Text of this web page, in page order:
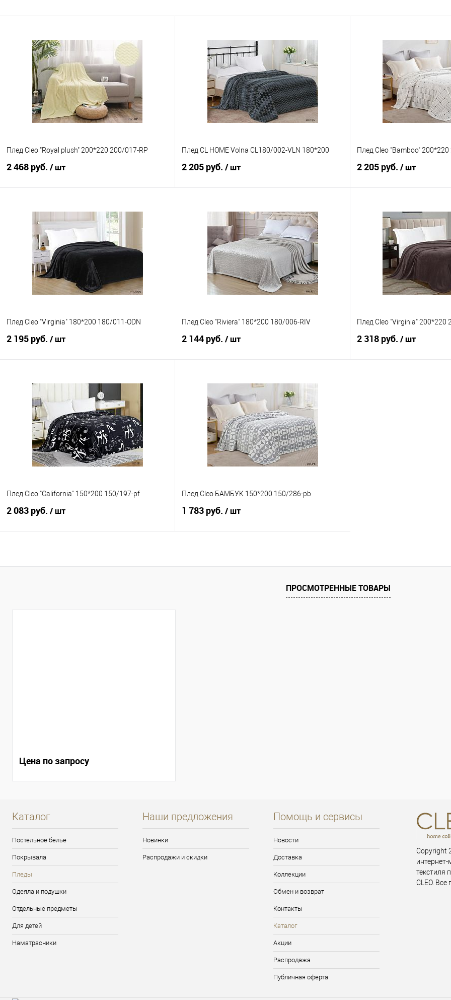
Плед Cleo "Royal plush" 200*220 200/017-RP
2 468 руб. / шт
Купить в 1 клик
Сравнение
В избранное
В наличии
Плед CL HOME Volna CL180/002-VLN 180*200
2 205 руб. / шт
Купить в 1 клик
Сравнение
В избранное
В наличии
Плед Cleo "Bamboo"
2 205 руб. / шт
Купить в 1 клик
В избранное
Плед Cleo "Virginia" 180*200 180/011-ODN
2 195 руб. / шт
Купить в 1 клик
Сравнение
В избранное
В наличии
Плед Cleo "Riviera" 180*200 180/006-RIV
2 144 руб. / шт
Купить в 1 клик
Сравнение
В избранное
В наличии
Плед Cleo "Virginia" 200*220
2 318 руб. / шт
Плед Cleo "California" 150*200 150/197-pf
2 083 руб. / шт
Плед Cleo БАМБУК 150*200 150/286-pb
1 783 руб. / шт
ПРОСМОТРЕННЫЕ ТОВАРЫ
Цена по запросу
Каталог
Постельное белье
Покрывала
Пледы
Одеяла и подушки
Отдельные предметы
Для детей
Наматрасники
Наши предложения
Новинки
Распродажи и скидки
Помощь и сервисы
Новости
Доставка
Коллекции
Обмен и возврат
Контакты
Каталог
Акции
Распродажа
Публичная оферта
Copyright
текстиля
CLEO.